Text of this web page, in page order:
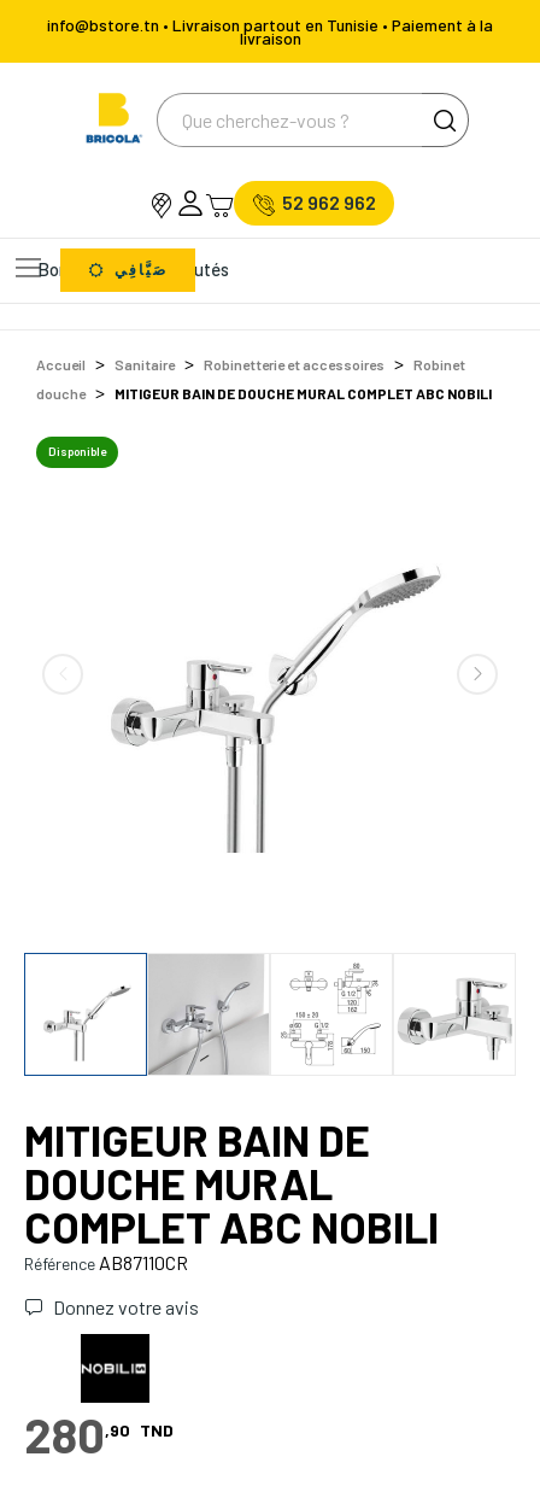
info@bstore.tn • Livraison partout en Tunisie • Paiement à la
livraison
52 962 962
Bons Plans Nouveautés
صَيَّافِي
Accueil Sanitaire Robinetterie et accessoires
Robinet
douche
MITIGEUR BAIN DE DOUCHE MURAL COMPLET ABC NOBILI
Disponible
MITIGEUR BAIN DE
DOUCHE MURAL
COMPLET ABC NOBILI
Référence AB87110CR
Donnez votre avis
280,90 TND